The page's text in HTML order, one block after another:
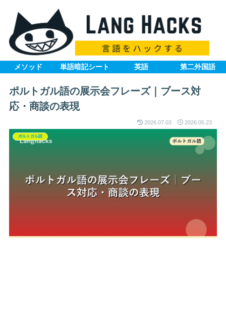
メソッド 単語暗記シート 英語 第二外国語
ポルトガル語の展示会フレーズ｜ブース対
応・商談の表現
2026.07.03 2026.05.23
ポルトガル語